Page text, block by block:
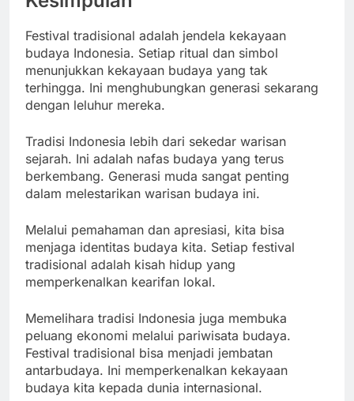
Festival tradisional adalah jendela kekayaan
budaya Indonesia. Setiap ritual dan simbol
menunjukkan kekayaan budaya yang tak
terhingga. Ini menghubungkan generasi sekarang
dengan leluhur mereka.
Tradisi Indonesia lebih dari sekedar warisan
sejarah. Ini adalah nafas budaya yang terus
berkembang. Generasi muda sangat penting
dalam melestarikan warisan budaya ini.
Melalui pemahaman dan apresiasi, kita bisa
menjaga identitas budaya kita. Setiap festival
tradisional adalah kisah hidup yang
memperkenalkan kearifan lokal.
Memelihara tradisi Indonesia juga membuka
peluang ekonomi melalui pariwisata budaya.
Festival tradisional bisa menjadi jembatan
antarbudaya. Ini memperkenalkan kekayaan
budaya kita kepada dunia internasional.